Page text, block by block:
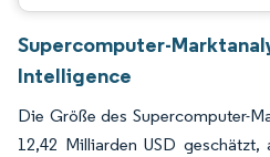
Supercomputer-
Intelligence
Die Größe des Supercomputer-
12,42 Milliarden USD